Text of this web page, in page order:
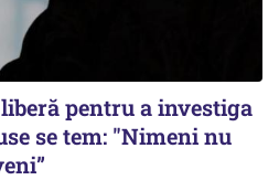
pentru a investiga
se tem: "Nimeni nu